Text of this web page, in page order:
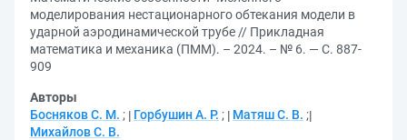
моделирования нестационарного обтекания модели в
ударной аэродинамической трубе // Прикладная
математика и механика (ПММ). – 2024. – № 6. — С. 887-
909
Авторы
Босняков С. М. ; Горбушин А. Р. ; Матяш С. В. ;
Михайлов С. В.